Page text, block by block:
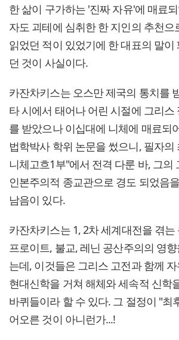
한 삶이 구가하는 '진짜 자유'에 매료
자도 괴테에 심취한 한 지인의 추천으
읽었던 적이 있었기에 한 대표의 말이
던 것이 사실이다.
카잔차키스는 오스만 제국의 통치를
타 시에서 태어나 어린 시절에 그리스
를 받았으나 이십대에 니체에 매료되
법학박사 학위 논문을 썼으니, 필자의
니체고흐1부"에서 전격 다룬 바, 그의
인본주의적 종교관으로 경도 되었음
남음이 있다.
카잔차키스는 1, 2차 세계대전을 겪는
프로이트, 불교, 레닌 공산주의의 영
는데, 이것들은 그리스 고전과 함께
현대신학을 거쳐 해체와 세속적 신학
바퀴들이라 할 수 있다. 그 절정이 "최
어오른 것이 아니런가...!